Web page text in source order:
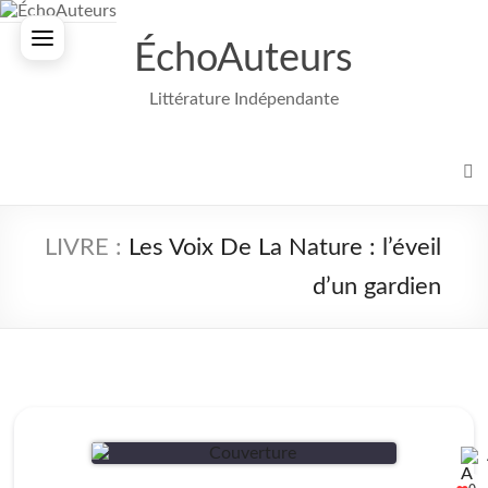
Aller
ÉchoAuteurs
Littérature Indépendante
Les Voix De La Nature : l’éveil
d’un gardien